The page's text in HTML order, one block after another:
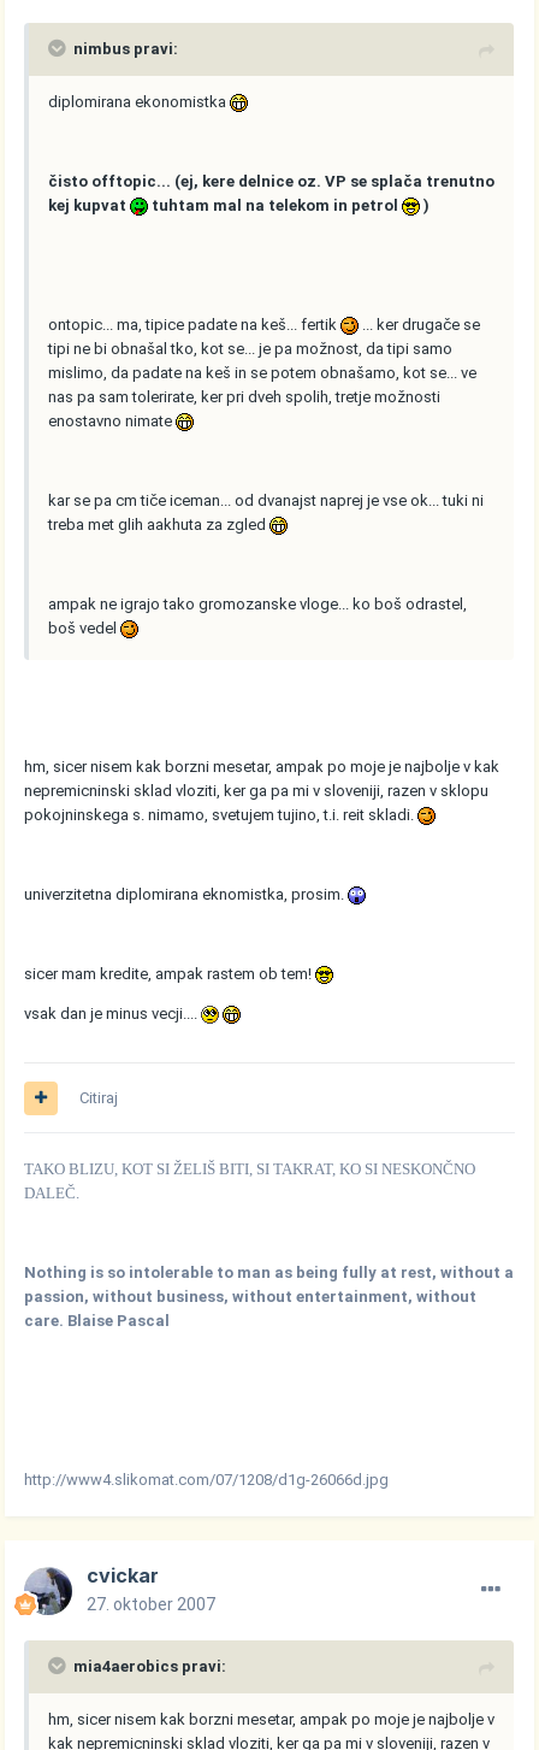
nimbus pravi:
diplomirana ekonomistka
čisto offtopic... (ej, kere delnice oz. VP se splača trenutno
kej kupvat
tuhtam mal na telekom in petrol )
ontopic... ma, tipice padate na keš... fertik
... ker drugače se
tipi ne bi obnašal tko, kot se... je pa možnost, da tipi samo
mislimo, da padate na keš in se potem obnašamo, kot se... ve
nas pa sam tolerirate, ker pri dveh spolih, tretje možnosti
enostavno nimate
kar se pa cm tiče iceman... od dvanajst naprej je vse ok... tuki ni
treba met glih aakhuta za zgled
ampak ne igrajo tako gromozanske vloge... ko boš odrastel,
boš vedel
hm, sicer nisem kak borzni mesetar, ampak po moje je najbolje v kak
nepremicninski sklad vloziti, ker ga pa mi v sloveniji, razen v sklopu
pokojninskega s. nimamo, svetujem tujino, t.i. reit skladi.
univerzitetna diplomirana eknomistka, prosim.
sicer mam kredite, ampak rastem ob tem!
vsak dan je minus vecji....
Citiraj
TAKO BLIZU, KOT SI ŽELIŠ BITI, SI TAKRAT, KO SI NESKONČNO
DALEČ.
Nothing is so intolerable to man as being fully at rest, without a
passion, without business, without entertainment, without
care. Blaise Pascal
http://www4.slikomat.com/07/1208/d1g-26066d.jpg
cvickar
27. oktober 2007
mia4aerobics pravi:
hm, sicer nisem kak borzni mesetar, ampak po moje je najbolje v
kak nepremicninski sklad vloziti, ker ga pa mi v sloveniji, razen v